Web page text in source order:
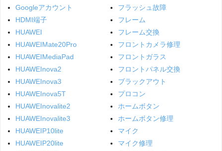
Googleアカウント
HDMI端子
HUAWEI
HUAWEIMate20Pro
HUAWEIMediaPad
HUAWEInova2
HUAWEInova3
HUAWEInova5T
HUAWEInovalite2
HUAWEInovalite3
HUAWEIP10lite
HUAWEIP20lite
フラッシュ故障
フレーム
フレーム交換
フロントカメラ修理
フロントガラス
フロントパネル交換
ブラックアウト
プロコン
ホームボタン
ホームボタン修理
マイク
マイク修理